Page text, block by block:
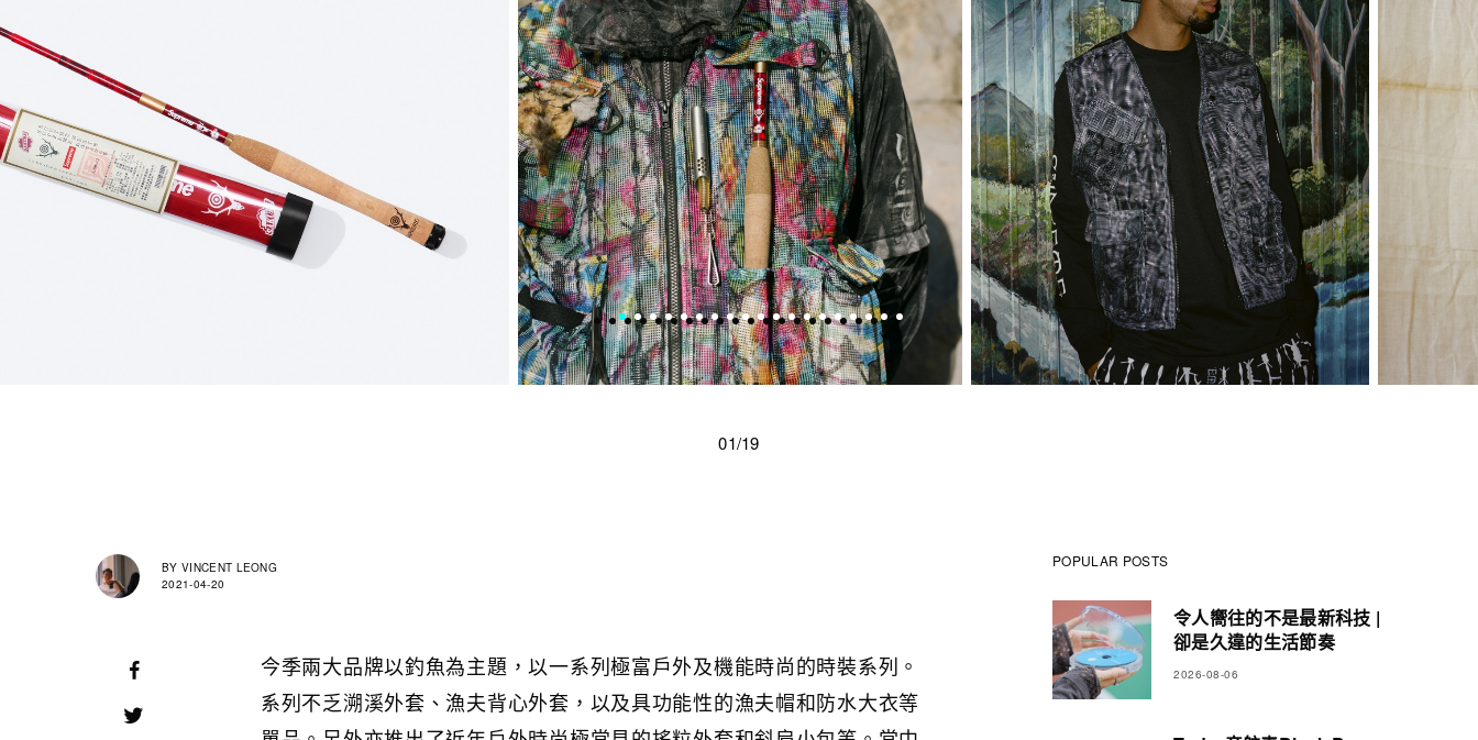
01/19
BY VINCENT LEONG
2021-04-20
今季兩大品牌以釣魚為主題，以一系列極富戶外及機能時尚的時裝系列。
系列不乏溯溪外套、漁夫背心外套，以及具功能性的漁夫帽和防水大衣等
POPULAR POSTS
令人嚮往的不是最新科技 |
卻是久違的生活節奏
2026-08-06